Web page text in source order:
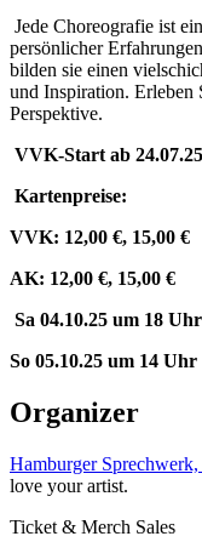
Jede Choreografie ist
persönlicher
bilden sie einen
und Inspiration. Erleben
Perspektive.
VVK-Start ab 24.07.25
Kartenpreise:
VVK: 12,00 €, 15,00 €
AK: 12,00 €, 15,00 €
Sa 04.10.25 um 18 Uhr
So 05.10.25 um 14
Organizer
Hamburger
love your artist.
Ticket & Merch Sales